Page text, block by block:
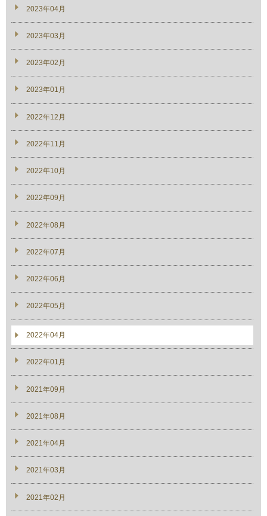
2023年04月
2023年03月
2023年02月
2023年01月
2022年12月
2022年11月
2022年10月
2022年09月
2022年08月
2022年07月
2022年06月
2022年05月
2022年04月
2022年01月
2021年09月
2021年08月
2021年04月
2021年03月
2021年02月